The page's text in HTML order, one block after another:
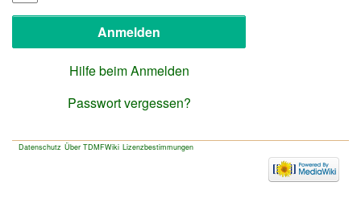
Hilfe beim Anmelden
Passwort vergessen?
Datenschutz Über TDMFWiki Lizenzbestimmungen